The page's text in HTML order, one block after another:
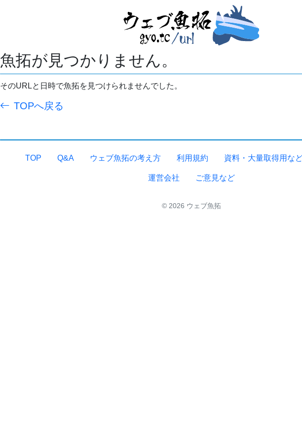
魚拓が見つかりません。
そのURLと日時で魚拓を見つけられませんでした。
TOPへ戻る
TOP Q&A ウェブ魚拓の考え方 利用規約 資料・大量取得用な
運営会社 ご意見など
© 2026 ウェブ魚拓